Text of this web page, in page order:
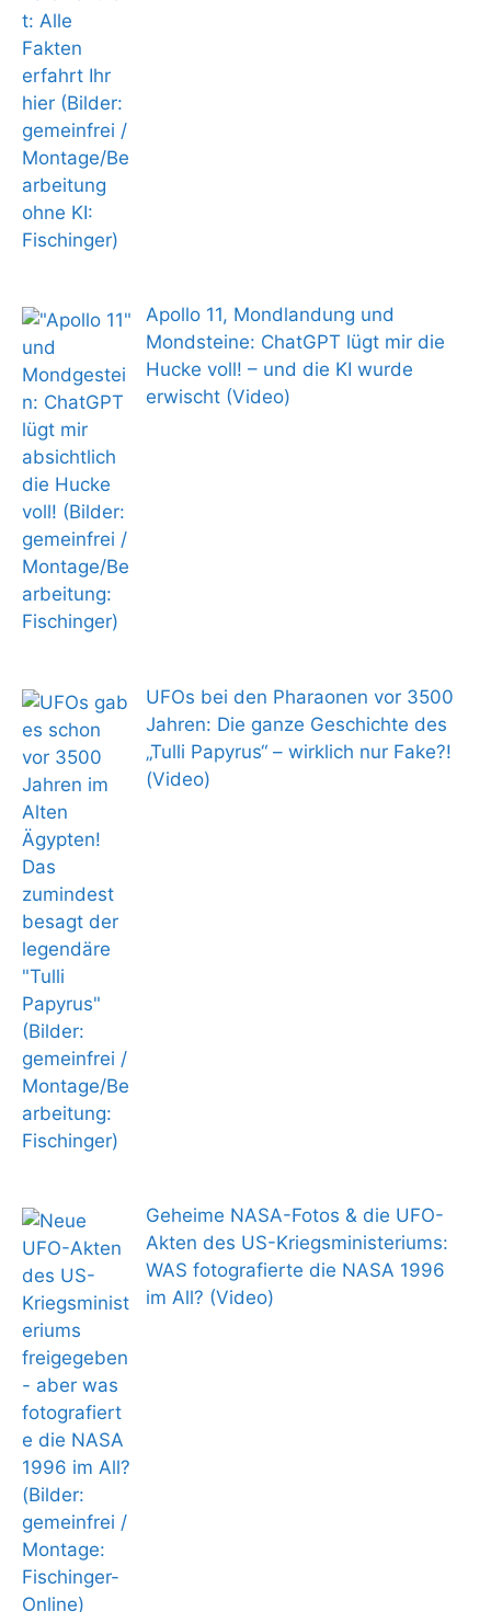
Apollo 11, Mondlandung und
Mondsteine: ChatGPT lügt mir die
Hucke voll! – und die KI wurde
erwischt (Video)
UFOs bei den Pharaonen vor 3500
Jahren: Die ganze Geschichte des
„Tulli Papyrus“ – wirklich nur Fake?!
(Video)
Geheime NASA-Fotos & die UFO-
Akten des US-Kriegsministeriums:
WAS fotografierte die NASA 1996
im All? (Video)